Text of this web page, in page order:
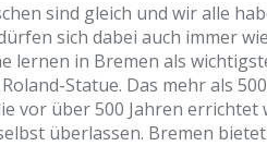
sind gleich und wir alle
sich dabei auch immer
lernen in Bremen als
Statue. Das mehr als
vor über 500 Jahren
überlassen. Bremen